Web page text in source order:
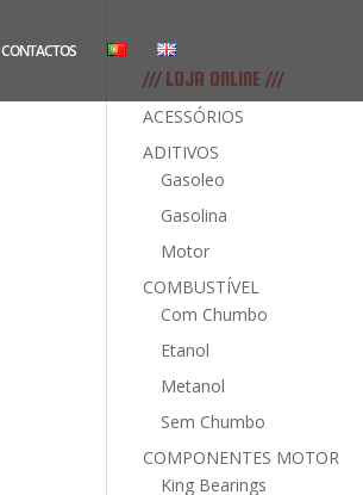
CONTACTOS
/// LOJA ONLINE ///
ACESSÓRIOS
ADITIVOS
Gasoleo
Gasolina
Motor
COMBUSTÍVEL
Com Chumbo
Etanol
Metanol
Sem Chumbo
COMPONENTES MOTOR
King Bearings